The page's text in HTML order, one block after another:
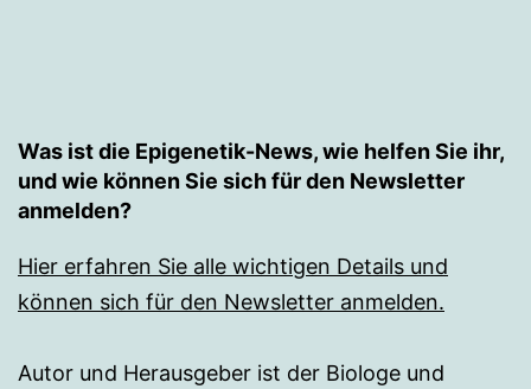
Was ist die Epigenetik-News, wie helfen Sie ihr,
und wie können Sie sich für den Newsletter
anmelden?
Hier erfahren Sie alle wichtigen Details und
können sich für den Newsletter anmelden.
Autor und Herausgeber ist der Biologe und